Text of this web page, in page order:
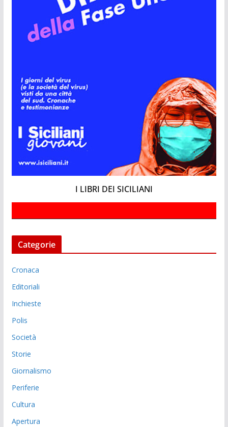
I LIBRI DEI SICILIANI
Categorie
Cronaca
Editoriali
Inchieste
Polis
Società
Storie
Giornalismo
Periferie
Cultura
Apertura